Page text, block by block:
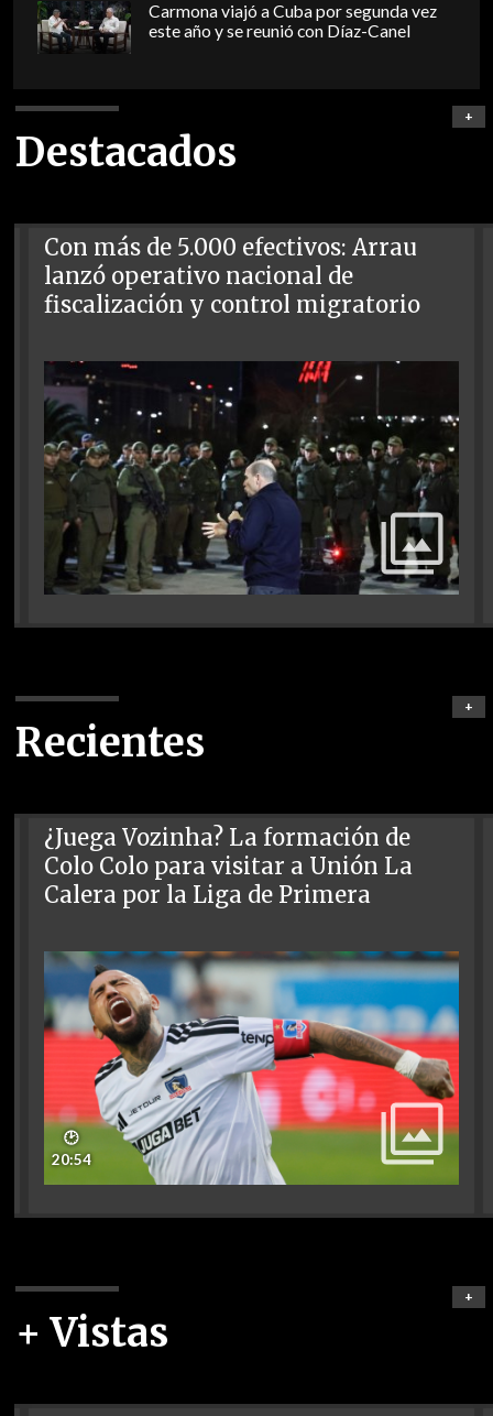
Carmona viajó a Cuba por segunda vez
este año y se reunió con Díaz-Canel
Destacados
+
Con más de 5.000 efectivos: Arrau
lanzó operativo nacional de
fiscalización y control migratorio
Recientes
+
¿Juega Vozinha? La formación de
Colo Colo para visitar a Unión La
Calera por la Liga de Primera
🕑
20:54
+ Vistas
+